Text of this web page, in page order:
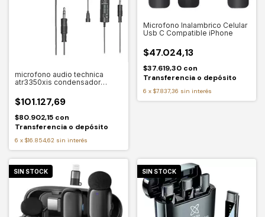
microfono audio technica
atr3350xis condensador
$101.127,69
$80.902,15 con
Transferencia o depósito
6 x $16.854,62 sin interés
Microfono Inalambrico Celular
Usb C Compatible iPhone
$47.024,13
$37.619,30 con
Transferencia o depósito
6 x $7.837,36 sin interés
SIN STOCK SIN STOCK